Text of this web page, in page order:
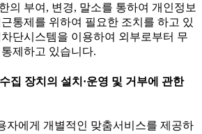
의 부여, 변경, 말소를 통하여 개인정보
통제를 위하여 필요한 조치를 하고 있
단시스템을 이용하여 외부로부터 무
제하고 있습니다.
집 장치의 설치·운영 및 거부에 관한
에게 개별적인 맞춤서비스를 제공하